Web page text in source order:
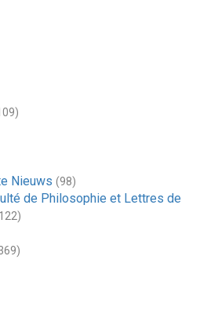
Nieuws (98)
de Philosophie et Lettres de